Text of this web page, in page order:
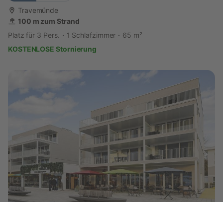
Travemünde
100 m zum Strand
Platz für 3 Pers.
1 Schlafzimmer
65 m²
KOSTENLOSE Stornierung